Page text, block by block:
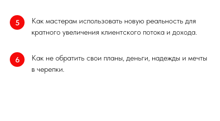
5
Как мастерам использовать новую реальность для
кратного увеличения клиентского потока и дохода.
6
Как не обратить свои планы, деньги, надежды и мечты
в черепки.